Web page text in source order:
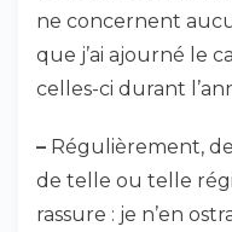
ne concernent
que j’ai ajourné le
celles-ci durant
– Régulièrement,
de telle ou telle
rassure : je n’en